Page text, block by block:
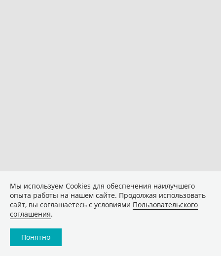
Мы используем Сookies для обеспечения наилучшего
опыта работы на нашем сайте. Продолжая использовать
сайт, вы соглашаетесь с условиями Пользовательского
соглашения.
Понятно